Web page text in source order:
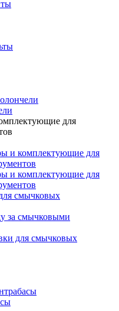
для
и комплектующие для
и комплектующие для
смычковых
за смычковыми
для смычковых